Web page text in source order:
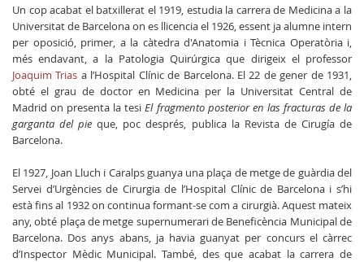
Un cop acabat el batxillerat el 1919, estudia la carrera de Medicina a la
Universitat de Barcelona on es llicencia el 1926, essent ja alumne intern
per oposició, primer, a la càtedra d'Anatomia i Tècnica Operatòria i,
més endavant, a la Patologia Quirúrgica que dirigeix el professor
Joaquim Trias a l’Hospital Clínic de Barcelona. El 22 de gener de 1931,
obté el grau de doctor en Medicina per la Universitat Central de
Madrid on presenta la tesi El fragmento posterior en las fracturas de la
garganta del pieque, poc després, publica la Revista de Cirugía de
Barcelona.
El 1927, Joan Lluch i Caralps guanya una plaça de metge de guàrdia del
Servei d’Urgències de Cirurgia de l’Hospital Clínic de Barcelona i s’hi
està fins al 1932 on continua formant-se com a cirurgià. Aquest mateix
any, obté plaça de metge supernumerari de Beneficència Municipal de
Barcelona. Dos anys abans, ja havia guanyat per concurs el càrrec
d’Inspector Mèdic Municipal. També, des que acabat la carrera de